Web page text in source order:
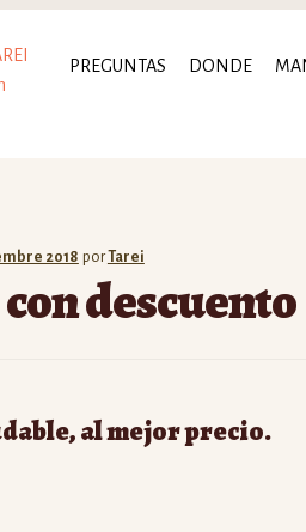
PREGUNTAS DONDE
2018 porTarei
descuento
al mejor precio.